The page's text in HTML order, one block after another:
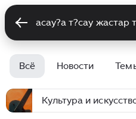
Всё Новости
Культура и